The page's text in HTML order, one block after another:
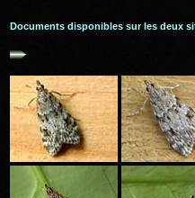
Documents disponibles sur les deux